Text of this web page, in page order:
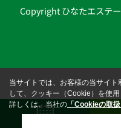
Copyright ひなたエステ
当サイトでは、お客様の当サイ
して、クッキー（Cookie）を使用
詳しくは、当社の 「Cookieの取